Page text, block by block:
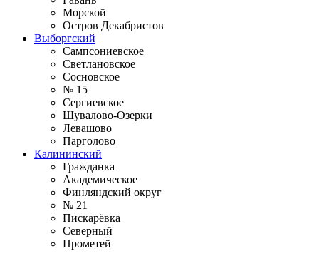
Морской
Остров Декабристов
Выборгский
Сампсониевское
Светлановское
Сосновское
№ 15
Сергиевское
Шувалово-Озерки
Левашово
Парголово
Калининский
Гражданка
Академическое
Финляндский округ
№ 21
Пискарёвка
Северный
Прометей